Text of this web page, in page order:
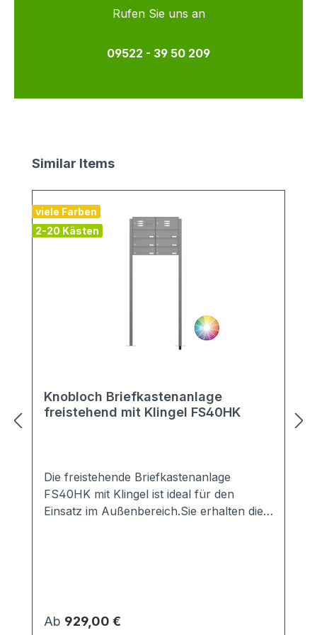
Rufen Sie uns an
09522 - 39 50 209
Produktgalerie überspringen
Similar Items
viele Farben
2-20 Kästen
Knobloch Briefkastenanlage
freistehend mit Klingel FS40HK
Die freistehende Briefkastenanlage
FS40HK mit Klingel ist ideal für den
Einsatz im Außenbereich.Sie erhalten die
den aktuellen Vorschriften gemäß EN
13724 genormt.Lieferung erfolgt komplett
Regulärer Preis:
Ab 929,00 €